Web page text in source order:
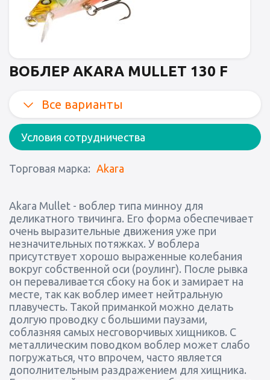
ВОБЛЕР AKARA MULLET 130 F
Все варианты
Условия сотрудничества
Торговая марка: Akara
Akara Mullet - воблер типа минноу для
деликатного твичинга. Его форма обеспечивает
очень выразительные движения уже при
незначительных потяжках. У воблера
присутствует хорошо выраженные колебания
вокруг собственной оси (роулинг). После рывка
он переваливается сбоку на бок и замирает на
месте, так как воблер имеет нейтральную
плавучесть. Такой приманкой можно делать
долгую проводку с большими паузами,
соблазняя самых несговорчивых хищников. С
металлическим поводком воблер может слабо
погружаться, что впрочем, часто является
дополнительным раздражением для хищника.